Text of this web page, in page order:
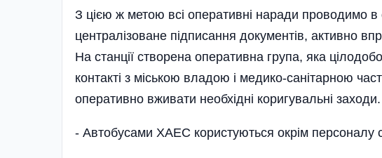
З цією ж метою всі оперативні наради проводимо в
централізоване підписання документів, активно
На станції створена оперативна група, яка
контакті з міською владою і медико-санітарною
оперативно вживати необхідні коригувальні заходи.
- Автобусами ХАЕС користуються окрім персоналу